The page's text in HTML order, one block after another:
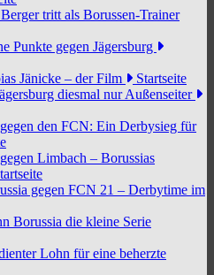
tritt als Borussen-Trainer
Punkte gegen Jägersburg
Jänicke – der Film
Startseite
diesmal nur Außenseiter
den FCN: Ein Derbysieg für
Limbach – Borussias
gegen FCN 21 – Derbytime im
Borussia die kleine Serie
Lohn für eine beherzte